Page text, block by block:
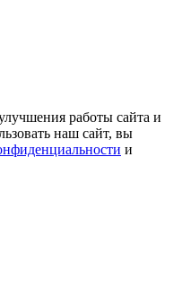
работы сайта и
наш сайт, вы
и